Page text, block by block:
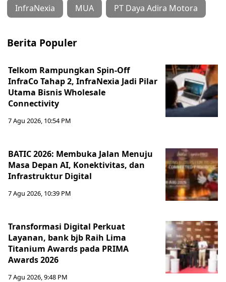
InfraNexia MUA PT Daya Adira Motora
Berita Populer
Telkom Rampungkan Spin-Off
InfraCo Tahap 2, InfraNexia Jadi Pilar
Utama Bisnis Wholesale
Connectivity
7 Agu 2026, 10:54 PM
BATIC 2026: Membuka Jalan Menuju
Masa Depan AI, Konektivitas, dan
Infrastruktur Digital
7 Agu 2026, 10:39 PM
Transformasi Digital Perkuat
Layanan, bank bjb Raih Lima
Titanium Awards pada PRIMA
Awards 2026
7 Agu 2026, 9:48 PM